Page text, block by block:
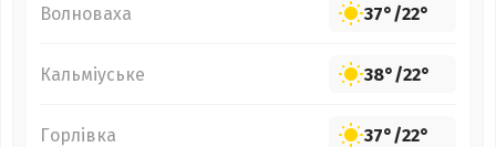
Волноваха 37°/22°
Кальміуське 38°/22°
Горлівка 37°/22°